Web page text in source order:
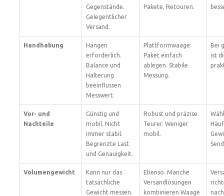
Gegenstände.
Gelegentlicher
Versand.
Pakete, Retouren.
Handhabung
Hängen
erforderlich.
Balance und
Halterung
beeinflussen
Messwert.
Plattformwaage:
Paket einfach
ablegen. Stabile
Messung.
Bei
ist
Vor- und
Nachteile
Günstig und
mobil. Nicht
immer stabil.
Begrenzte Last
und Genauigkeit.
Robust und präzise.
Teurer. Weniger
mobil.
Volumengewicht
Kann nur das
tatsächliche
Gewicht messen.
Ebenso. Manche
Versandlösungen
kombinieren Waage